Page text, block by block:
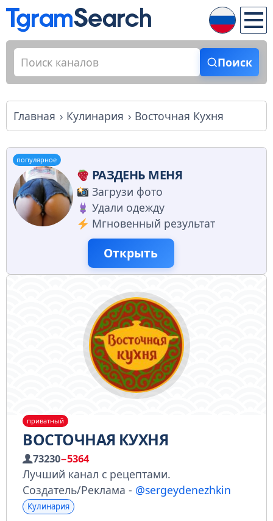
Поиск
Главная Кулинария Восточная Кухня
популярное
РАЗДЕНЬ МЕНЯ
Загрузи фото
Удали одежду
Мгновенный результат
Открыть
приватный
ВОСТОЧНАЯ КУХНЯ
73230−5364
Лучший канал с рецептами.
Создатель/Реклама - @sergeydenezhkin
Кулинария